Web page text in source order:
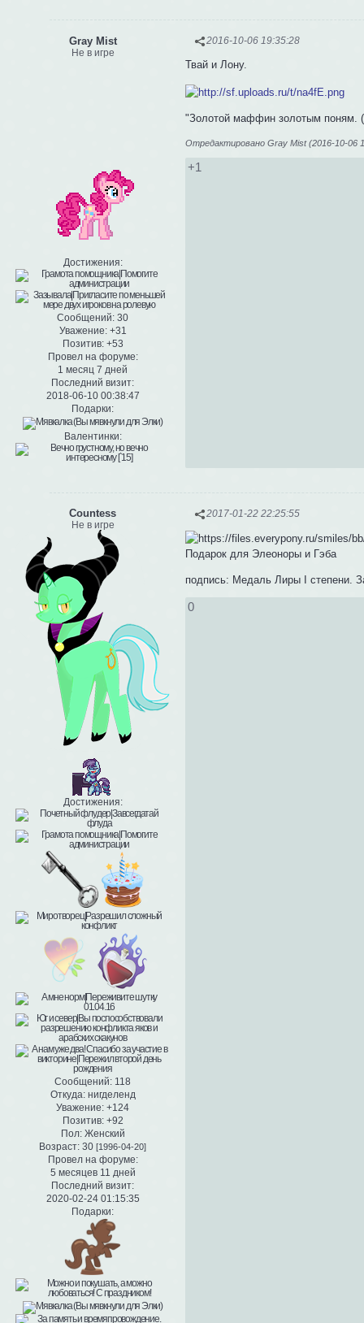
2016-10-06 19:35:28
Gray Mist
Не в игре
Достижения:
Сообщений: 30
Уважение: +31
Позитив: +53
Провел на форуме:
1 месяц 7 дней
Последний визит:
2018-06-10 00:38:47
Подарки:
Валентинки:
Твай и Лону.
"Золотой маффин золотым поням.
Отредактировано Gray Mist (2016-10-06
+1
2017-01-22 22:25:55
Сountess
Не в игре
Достижения:
Сообщений: 118
Откуда:нигделенд
Уважение: +124
Позитив: +92
Пол:Женский
Возраст: 30 [1996-04-20]
Провел на форуме:
5 месяцев 11 дней
Последний визит:
2020-02-24 01:15:35
Подарки:
Подарок для Элеоноры и Гэба
подпись: Медаль Лиры I степени.
0